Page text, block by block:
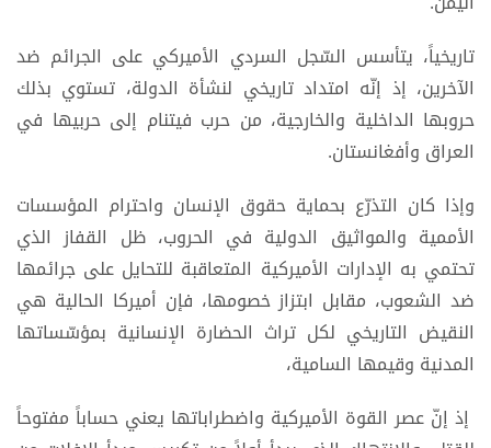
تاريخياً، يتأسس السّجل السردي الأميركي على الجرائم ضد
الآخرين، إذ إنّه امتداد تاريخي لنشأة الدولة، تستوي بذلك
حروبها الداخلية والخارجية، من حرب فيتنام إلى حربيها في
العراق وأفغانستان.
وإذا كان التذرّع بحماية حقوق الإنسان واحترام المؤسسات
الأممية والمواثيق الدولية في الحروب، ظل القفاز الذي
تحتمي به الإدارات الأميركية المتعاقبة للتحايل على جرائمها
ضد الشعوب، مقابل ابتزاز خصومها، فإن أميركا الحالية هي
النقيض التاريخي لكل تراث الحضارة الإنسانية بمؤسّساتها
المدنية وقيمها السامية،
إذ إنّ عصر القوة الأميركية واضطراباتها يعني حساباً مفتوحاً